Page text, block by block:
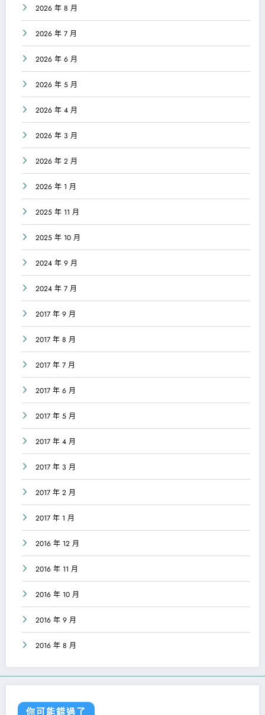
2026 年 8 月
2026 年 7 月
2026 年 6 月
2026 年 5 月
2026 年 4 月
2026 年 3 月
2026 年 2 月
2026 年 1 月
2025 年 11 月
2025 年 10 月
2024 年 9 月
2024 年 7 月
2017 年 9 月
2017 年 8 月
2017 年 7 月
2017 年 6 月
2017 年 5 月
2017 年 4 月
2017 年 3 月
2017 年 2 月
2017 年 1 月
2016 年 12 月
2016 年 11 月
2016 年 10 月
2016 年 9 月
2016 年 8 月
你可能錯過了